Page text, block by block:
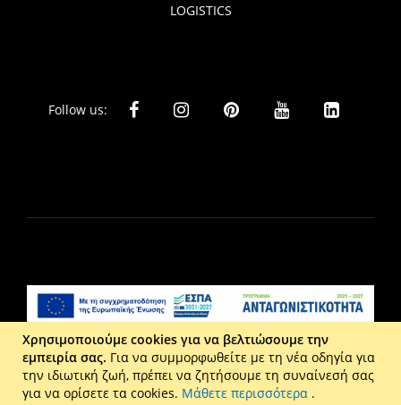
LOGISTICS
Follow us:
Liberta Ε.Π.Ε. - Τ: 2610 201 800 - Ε: eshop@maison.gr -
Γ.Ε.ΜΗ : 036110316000
Χρησιμοποιούμε cookies για να βελτιώσουμε την
εμπειρία σας. Για να συμμορφωθείτε με τη νέα οδηγία για
την ιδιωτική ζωή, πρέπει να ζητήσουμε τη συναίνεσή σας
για να ορίσετε τα cookies. Μάθετε περισσότερα .